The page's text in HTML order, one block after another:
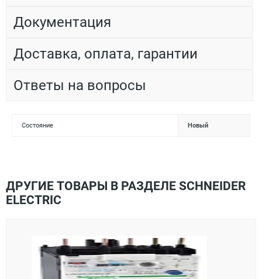
Документация
Доставка, оплата, гарантии
Ответы на вопросы
Состояние Новый
ДРУГИЕ ТОВАРЫ В РАЗДЕЛЕ SCHNEIDER
ELECTRIC